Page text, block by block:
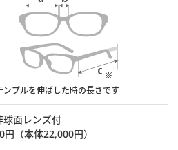
プルを伸ばした時の長さです
球面レンズ付
円（本体22,000円）